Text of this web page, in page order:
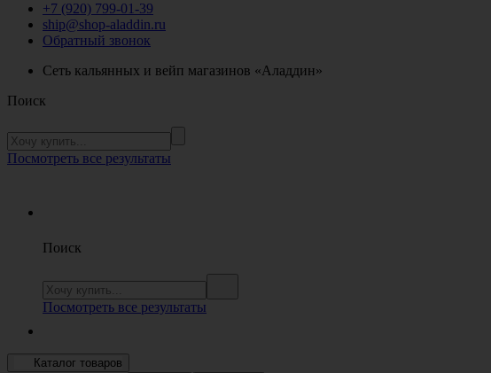
+7 (920) 799-01-39
ship@shop-aladdin.ru
Обратный звонок
Сеть кальянных и вейп магазинов «Аладдин»
Поиск
Посмотреть все результаты
Поиск
Посмотреть все результаты
Каталог товаров